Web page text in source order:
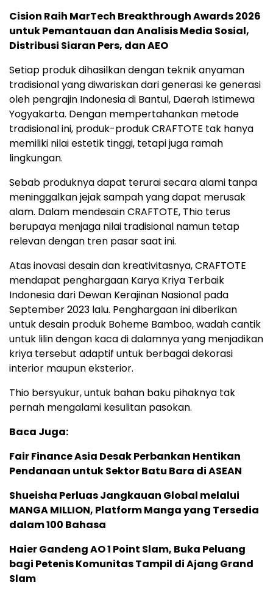
Cision Raih MarTech Breakthrough Awards 2026
untuk Pemantauan dan Analisis Media Sosial,
Distribusi Siaran Pers, dan AEO
Setiap produk dihasilkan dengan teknik anyaman
tradisional yang diwariskan dari generasi ke generasi
oleh pengrajin Indonesia di Bantul, Daerah Istimewa
Yogyakarta. Dengan mempertahankan metode
tradisional ini, produk-produk CRAFTOTE tak hanya
memiliki nilai estetik tinggi, tetapi juga ramah
lingkungan.
Sebab produknya dapat terurai secara alami tanpa
meninggalkan jejak sampah yang dapat merusak
alam. Dalam mendesain CRAFTOTE, Thio terus
berupaya menjaga nilai tradisional namun tetap
relevan dengan tren pasar saat ini.
Atas inovasi desain dan kreativitasnya, CRAFTOTE
mendapat penghargaan Karya Kriya Terbaik
Indonesia dari Dewan Kerajinan Nasional pada
September 2023 lalu. Penghargaan ini diberikan
untuk desain produk Boheme Bamboo, wadah cantik
untuk lilin dengan kaca di dalamnya yang menjadikan
kriya tersebut adaptif untuk berbagai dekorasi
interior maupun eksterior.
Thio bersyukur, untuk bahan baku pihaknya tak
pernah mengalami kesulitan pasokan.
Baca Juga:
Fair Finance Asia Desak Perbankan Hentikan
Pendanaan untuk Sektor Batu Bara di ASEAN
Shueisha Perluas Jangkauan Global melalui
MANGA MILLION, Platform Manga yang Tersedia
dalam 100 Bahasa
Haier Gandeng AO 1 Point Slam, Buka Peluang
bagi Petenis Komunitas Tampil di Ajang Grand
Slam